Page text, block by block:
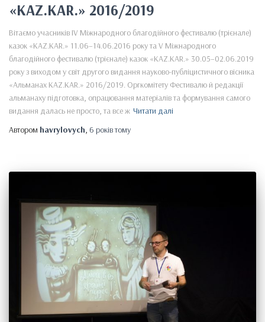
«KAZ.KAR.» 2016/2019
Вітаємо учасників ІV Міжнародного благодійного фестивалю (трієнале)
казок «KAZ.KAR.» 11.06–14.06.2016 року та V Міжнародного
благодійного фестивалю (трієнале) казок «KAZ.KAR.» 30.05–02.06.2019
року з виходом у світ другого видання науково-публіцистичного вісника
«Альманах KAZ.KAR.» 2016/2019. Оргкомітету Фестивалю й редакції
альманаху підготовка, опрацювання матеріалів та формування самого
видання далась не просто, та все ж Читати далі
Автором havrylovych, 6 роківтому